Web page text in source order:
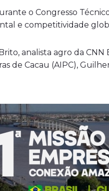
o Congresso
e competitividade
analista agro da
de Cacau (AIPC),